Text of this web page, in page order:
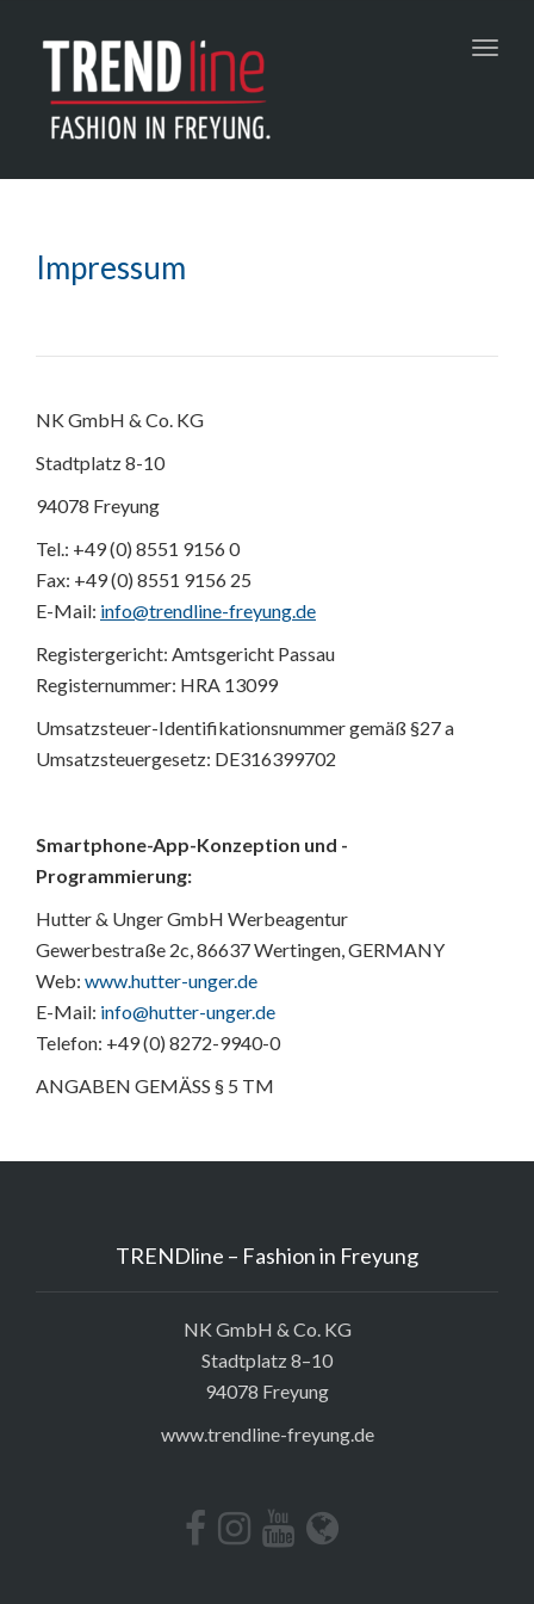
Impressum
NK GmbH & Co. KG
Stadtplatz 8-10
94078 Freyung
Tel.: +49 (0) 8551 9156 0
Fax: +49 (0) 8551 9156 25
E-Mail: info@trendline-freyung.de
Registergericht: Amtsgericht Passau
Registernummer: HRA 13099
Umsatzsteuer-Identifikationsnummer gemäß §27 a
Umsatzsteuergesetz: DE316399702
Smartphone-App-Konzeption und -
Programmierung:
Hutter & Unger GmbH Werbeagentur
Gewerbestraße 2c, 86637 Wertingen, GERMANY
Web: www.hutter-unger.de
E-Mail: info@hutter-unger.de
Telefon: +49 (0) 8272-9940-0
ANGABEN GEMÄSS § 5 TM
TRENDline – Fashion in Freyung
NK GmbH & Co. KG
Stadtplatz 8–10
94078 Freyung
www.trendline-freyung.de